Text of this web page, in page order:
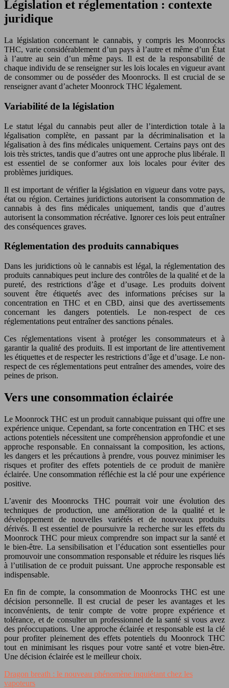
Législation et réglementation : contexte
juridique
La législation concernant le cannabis, y compris les Moonrocks
THC, varie considérablement d’un pays à l’autre et même d’un État
à l’autre au sein d’un même pays. Il est de la responsabilité de
chaque individu de se renseigner sur les lois locales en vigueur avant
de consommer ou de posséder des Moonrocks. Il est crucial de se
renseigner avant d’acheter Moonrock THC légalement.
Variabilité de la législation
Le statut légal du cannabis peut aller de l’interdiction totale à la
légalisation complète, en passant par la décriminalisation et la
légalisation à des fins médicales uniquement. Certains pays ont des
lois très strictes, tandis que d’autres ont une approche plus libérale. Il
est essentiel de se conformer aux lois locales pour éviter des
problèmes juridiques.
Il est important de vérifier la législation en vigueur dans votre pays,
état ou région. Certaines juridictions autorisent la consommation de
cannabis à des fins médicales uniquement, tandis que d’autres
autorisent la consommation récréative. Ignorer ces lois peut entraîner
des conséquences graves.
Réglementation des produits cannabiques
Dans les juridictions où le cannabis est légal, la réglementation des
produits cannabiques peut inclure des contrôles de la qualité et de la
pureté, des restrictions d’âge et d’usage. Les produits doivent
souvent être étiquetés avec des informations précises sur la
concentration en THC et en CBD, ainsi que des avertissements
concernant les dangers potentiels. Le non-respect de ces
réglementations peut entraîner des sanctions pénales.
Ces réglementations visent à protéger les consommateurs et à
garantir la qualité des produits. Il est important de lire attentivement
les étiquettes et de respecter les restrictions d’âge et d’usage. Le non-
respect de ces réglementations peut entraîner des amendes, voire des
peines de prison.
Vers une consommation éclairée
Le Moonrock THC est un produit cannabique puissant qui offre une
expérience unique. Cependant, sa forte concentration en THC et ses
actions potentiels nécessitent une compréhension approfondie et une
approche responsable. En connaissant la composition, les actions,
les dangers et les précautions à prendre, vous pouvez minimiser les
risques et profiter des effets potentiels de ce produit de manière
éclairée. Une consommation réfléchie est la clé pour une expérience
positive.
L’avenir des Moonrocks THC pourrait voir une évolution des
techniques de production, une amélioration de la qualité et le
développement de nouvelles variétés et de nouveaux produits
dérivés. Il est essentiel de poursuivre la recherche sur les effets du
Moonrock THC pour mieux comprendre son impact sur la santé et
le bien-être. La sensibilisation et l’éducation sont essentielles pour
promouvoir une consommation responsable et réduire les risques liés
à l’utilisation de ce produit puissant. Une approche responsable est
indispensable.
En fin de compte, la consommation de Moonrocks THC est une
décision personnelle. Il est crucial de peser les avantages et les
inconvénients, de tenir compte de votre propre expérience et
tolérance, et de consulter un professionnel de la santé si vous avez
des préoccupations. Une approche éclairée et responsable est la clé
pour profiter pleinement des effets potentiels du Moonrock THC
tout en minimisant les risques pour votre santé et votre bien-être.
Une décision éclairée est le meilleur choix.
Dragon breath : le nouveau phénomène inquiétant chez les
vapoteurs